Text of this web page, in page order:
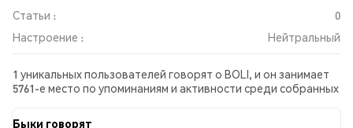
Статьи :
0
Настроение :
Нейтральный
1 уникальных пользователей говорят о BOLI, и он занимает
5761-е место по упоминаниям и активности среди собранных
во всех социальных сетях было Нейтральный. Всего было
Быки говорят